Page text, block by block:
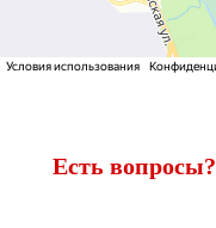
Есть вопросы?